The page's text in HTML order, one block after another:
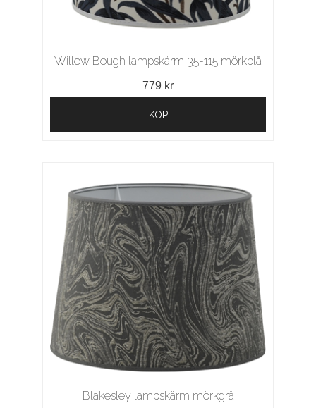
Willow Bough lampskärm 35-115 mörkblå
779 kr
KÖP
Blakesley lampskärm mörkgrå